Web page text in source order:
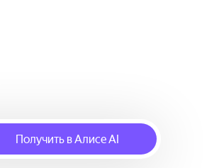
Получить в Алисе AI